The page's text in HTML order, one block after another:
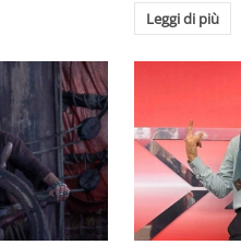
Leggi di più